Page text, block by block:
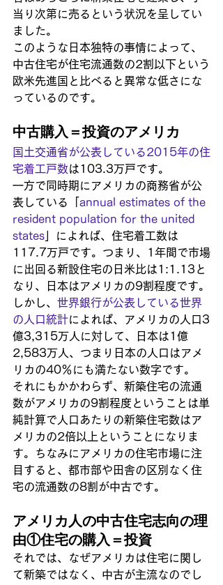
当り次第に売るという状況を呈してい
ました。
このような日本独特の事情によって、
中古住宅が住宅流通数の2割以下という
欧米先進国と比べると異常な低さにな
っているのです。
中古購入＝投資のアメリカ
国土交通省が公表している2015年の住
宅着工戸数は103.3万戸です。
一方で同時期にアメリカの商務省が公
表している「 annual estimates of the
resident population for the united
states 」によれば、住宅着工数は
117.7万戸です。つまり、1年間で市場
に出回る新設住宅の日米比は1:1.13と
なり、日本はアメリカの9割程度です。
しかし、 世界銀行が公表している世界
の人口統計によれば、アメリカの人口3
億3,315万人に対して、日本は1億
2,583万人、つまり日本の人口はアメ
リカの40％にも満たない数字です。
それにもかかわらず、新築住宅の流通
数がアメリカの9割程度ということは単
純計算で人口あたりの新築住宅数はア
メリカの2倍以上ということになりま
す。ちなみにアメリカの住宅市場に注
目すると、都市部や田舎の区別なく住
宅の流通数の8割が中古です。
アメリカ人の中古住宅志向の理
由①住宅の購入＝投資
それでは、なぜアメリカは住宅に関し
て新築ではなく、中古が主流なのでし